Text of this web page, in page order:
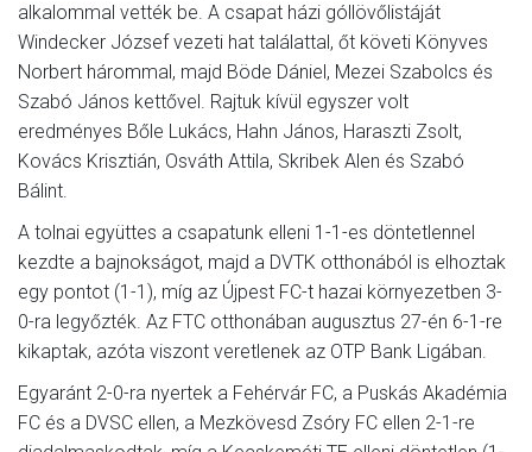
alkalommal vették be. A csapat házi góllövőlistáját
Windecker József vezeti hat találattal, őt követi Könyves
Norbert hárommal, majd Böde Dániel, Mezei Szabolcs és
Szabó János kettővel. Rajtuk kívül egyszer volt
eredményes Bőle Lukács, Hahn János, Haraszti Zsolt,
Kovács Krisztián, Osváth Attila, Skribek Alen és Szabó
Bálint.
A tolnai együttes a csapatunk elleni 1-1-es döntetlennel
kezdte a bajnokságot, majd a DVTK otthonából is elhoztak
egy pontot (1-1), míg az Újpest FC-t hazai környezetben 3-
0-ra legyőzték. Az FTC otthonában augusztus 27-én 6-1-re
kikaptak, azóta viszont veretlenek az OTP Bank Ligában.
Egyaránt 2-0-ra nyertek a Fehérvár FC, a Puskás Akadémia
FC és a DVSC ellen, a Mezkövesd Zsóry FC ellen 2-1-re